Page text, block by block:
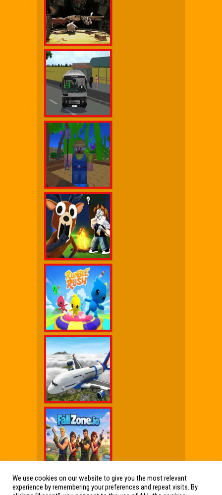
Wx Cheat Games|Click Jogos Pro|Humor wx
We use cookies on our website to give you the most relevant
experience by remembering your preferences and repeat visits. By